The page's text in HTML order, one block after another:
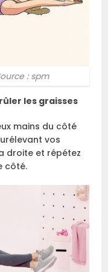
: spm
les graisses
mains du côté
vos
droite et répétez
côté.